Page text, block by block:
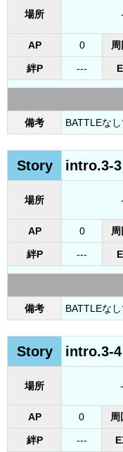
場所
AP 0
絆P ---
備考 BATTLEなし
Story intro.3-3
場所
AP 0
絆P ---
備考 BATTLEなし
Story intro.3-4
場所
AP 0 周
絆P ---